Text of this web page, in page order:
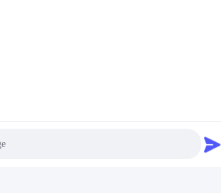
Road, Zhutang Town, thành phố Jiangyin,